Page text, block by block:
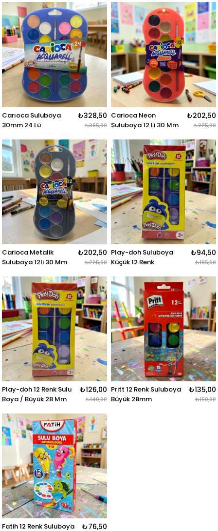
Carıoca Suluboya
30mm 24 Lü
₺328,50
₺365,00
Carioca Neon
Suluboya 12 Li 30 Mm
₺202,50
₺225,00
Carioca Metalik
Suluboya 12li 30 Mm
₺202,50
₺225,00
Play-doh Suluboya
Küçük 12 Renk
₺94,50
₺105,00
Play-doh 12 Renk Sulu
Boya / Büyük 28 Mm
₺126,00
₺140,00
Pritt 12 Renk Suluboya
Büyük 28mm
₺135,00
₺150,00
Fatih 12 Renk Suluboya ₺76,50